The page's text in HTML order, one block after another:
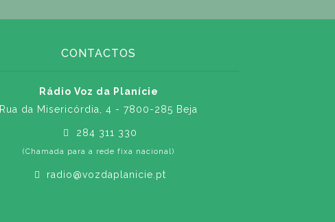
CONTACTOS
Rádio Voz da Planície
Rua da Misericórdia, 4 - 7800-285 Beja
284 311 330
(Chamada para a rede fixa nacional)
radio@vozdaplanicie.pt